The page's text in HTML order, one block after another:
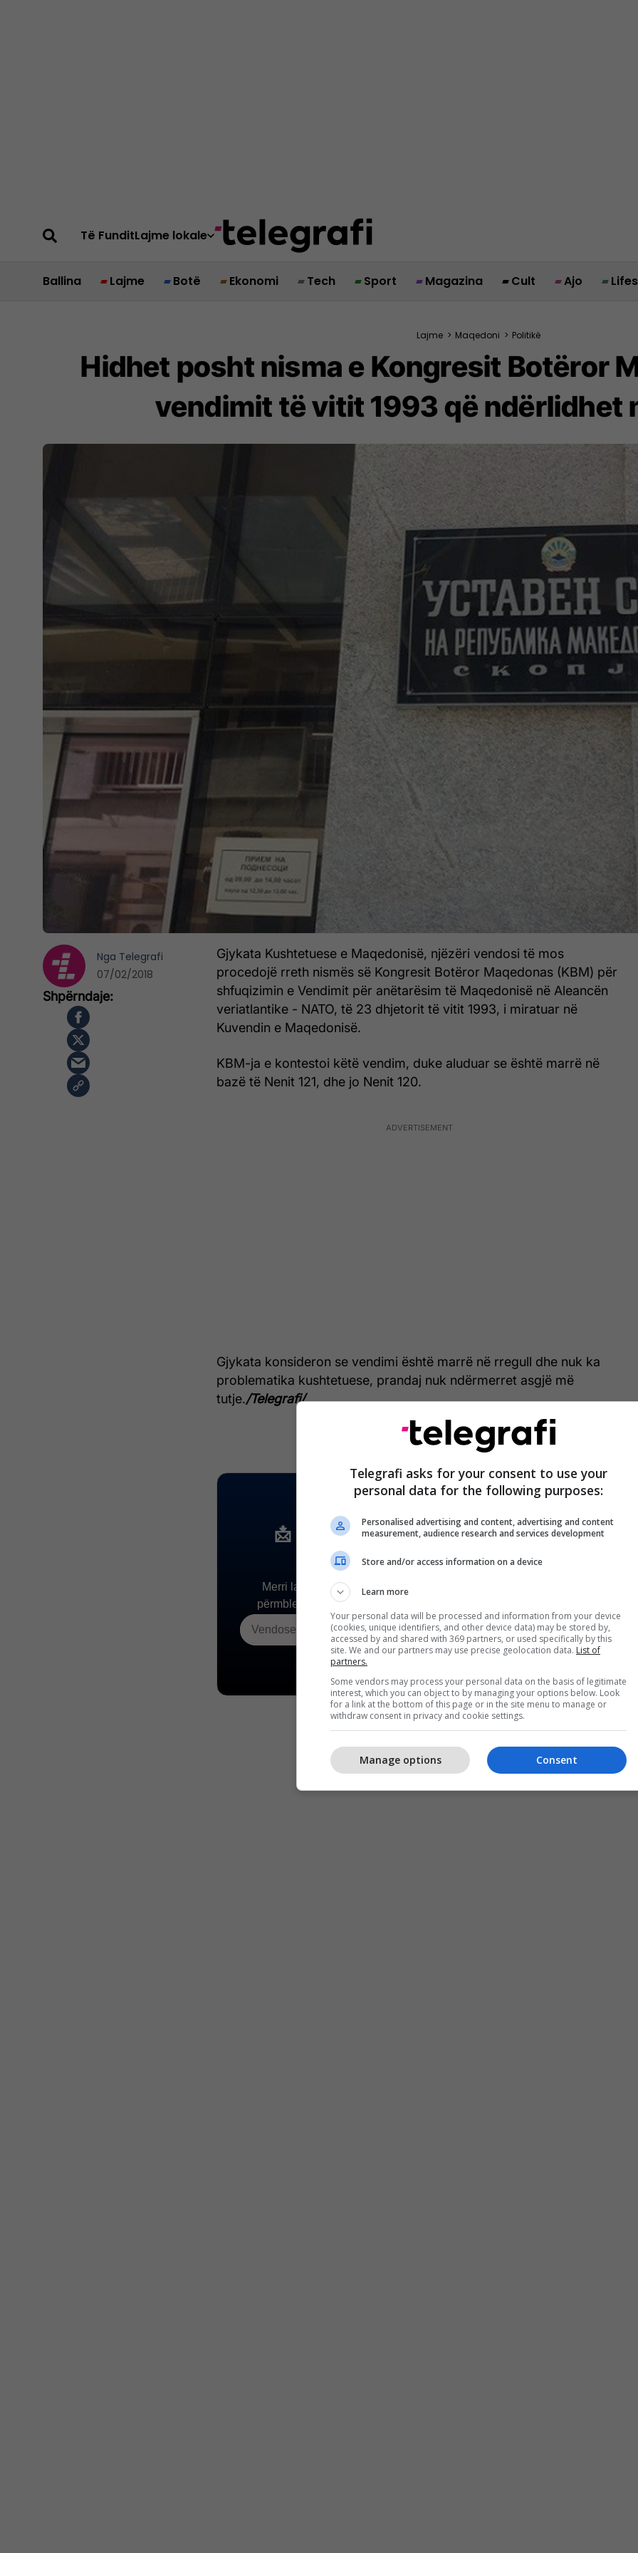
Të FunditLajme lokale
Ballina Lajme Botë Ekonomi Tech Sport Magazina Cult Ajo
Lajme > Maqedoni > Politikë
Hidhet posht nisma e Kongresit Botëror
vendimit të vitit 1993 që ndërlidhet
Gjykata Kushtetuese e Maqedonisë, njëzëri vendosi të mos
procedojë rreth nismës së Kongresit Botëror Maqedonas (KBM) për
shfuqizimin e Vendimit për anëtarësim të Maqedonisë në Aleancën
veriatlantike - NATO, të 23 dhjetorit të vitit 1993, i miratuar në
Kuvendin e Maqedonisë.
KBM-ja e kontestoi këtë vendim, duke aluduar se është marrë në
bazë të Nenit 121, dhe jo Nenit 120.
Gjykata konsideron se vendimi është marrë në rregull dhe nuk ka
problematika kushtetuese, prandaj nuk ndërmerret asgjë më
tutje./Telegrafi/
Nga Telegrafi
07/02/2018
Telegrafi asks for your consent to use your
personal data for the following purposes:
Personalised advertising and content, advertising and content
measurement, audience research and services development
Store and/or access information on a device
Learn more
Your personal data will be processed and information from your device
(cookies, unique identifiers, and other device data) may be stored by,
accessed by and shared with 369 partners, or used specifically by this
site. We and our partners may use precise geolocation data. List of
partners.
Some vendors may process your personal data on the basis of legitimate
interest, which you can object to by managing your options below. Look
for a link at the bottom of this page or in the site menu to manage or
withdraw consent in privacy and cookie settings.
Consent
Manage options